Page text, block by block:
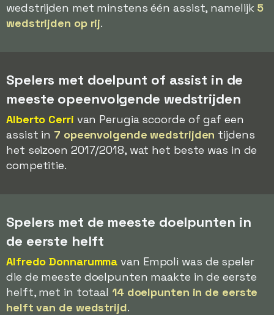
wedstrijden met minstens één assist, namelijk 5
wedstrijden op rij.
Spelers met doelpunt of assist in de
meeste opeenvolgende wedstrijden
Alberto Cerri van Perugia scoorde of gaf een
assist in 7 opeenvolgende wedstrijden tijdens
het seizoen 2017/2018, wat het beste was in de
competitie.
Spelers met de meeste doelpunten in
de eerste helft
Alfredo Donnarumma van Empoli was de speler
die de meeste doelpunten maakte in de eerste
helft, met in totaal 14 doelpunten in de eerste
helft van de wedstrijd.